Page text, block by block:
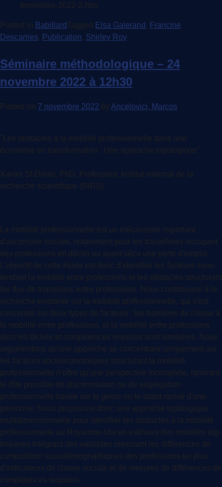
feministes-2022-2.htm
Posted in Babillard Tagged Elsa Galerand , Francine
Descarries, Publication, Shirley Roy
Séminaire méthodologique – 24
novembre 2022 à 12h30
Posted on 7 novembre 2022 by Ancelovici, Marcos
"Les obstacles à la mobilité professionnelle dans une
économie en transformation : Une approche topologique"
Xavier St-Denis, PhD, Professeur, Institut national de la
recherche scientifique (INRS)
La mobilité professionnelle est un mécanisme important
d'ascension sociale, notamment pour les travailleurs occupant
des professions en déclin ou ayant vécu une perte d'emploi.
L'objectif de cette étude est donc d'identifier les facteurs sous-
tendant la mobilité entre professions et les obstacles structurant
les flux de transitions entre professions. Nous contribuons à la
recherche existante sur la mobilité professionnelle, qui s'est
concentré sur deux types de facteurs : les barrières de classe à
la mobilité entre professions, et la mobilité entre professions
dont les tâches et compétences requises sont similaires. Nous
argumentons qu'une approche se concentrant uniquement sur
les facteurs socioéconomiques structurant la mobilité
professionnelle n’offre qu'une perspective incomplète, ignorant
le rôle possible de discrimination ou de ségrégation
professionnelle basée sur le genre ou le statut racisé d'une
personne. Nous proposons donc une approche topologique
multidimensionnelle pour identifier les obstacles à la mobilité
professionnelle au Royaume-Uni en estimant des modèles log-
linéaires intégrant des variables mesurant les différences de
composition sociodémographiques des professions en plus
d'indicateurs de classe sociale et de mesures de différences de
compétences requises.